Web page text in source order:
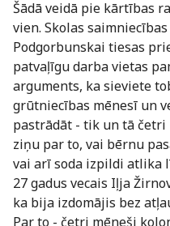
Šādā veidā pie kārtības
vien. Skolas
Podgorbunskai tiesas
patvaļīgu darba vietas
arguments, ka sieviete
grūtniecības mēnesī un
pastrādāt - tik un tā četri
ziņu par to, vai bērnu
vai arī soda izpildi atlika
27 gadus vecais Iļja
ka bija izdomājis bez
Par to - četri mēneši